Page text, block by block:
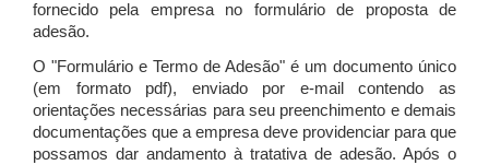
fornecido pela empresa no formulário de proposta de
adesão.
O "Formulário e Termo de Adesão" é um documento único
(em formato pdf), enviado por e-mail contendo as
orientações necessárias para seu preenchimento e demais
documentações que a empresa deve providenciar para que
possamos dar andamento à tratativa de adesão. Após o